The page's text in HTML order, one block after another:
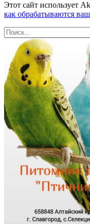
Этот сайт использует
как обрабатываются